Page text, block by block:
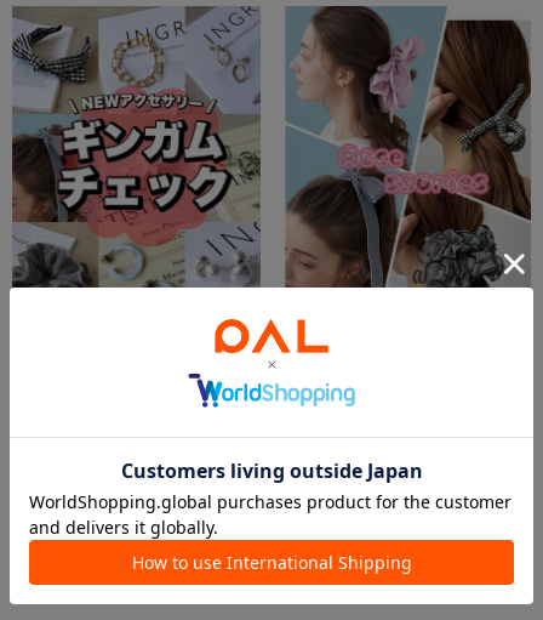
【新商品】4/13〜NEWACC“ギンガム“
ジョイナステラス二俣川店
ジョイナステラス二俣川
2026.04.14
Newヘアアクセサリーのご紹介💇🏼‍♀️✨